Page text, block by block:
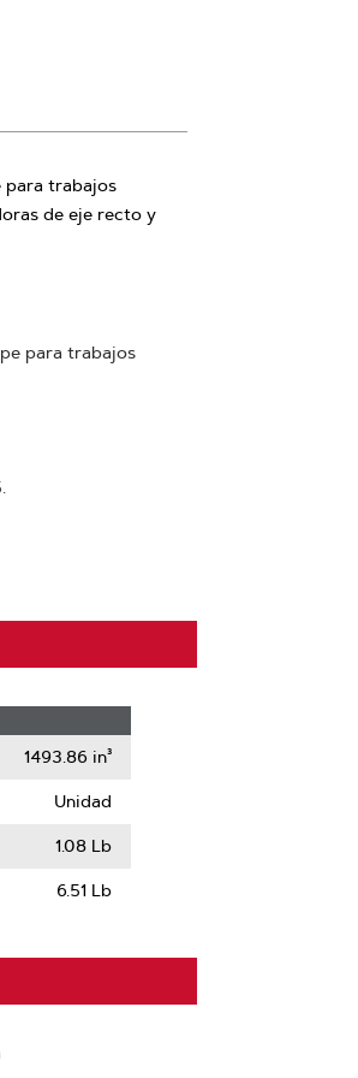
para trabajos
de eje recto y
para trabajos
1493.86 in³
Unidad
1.08 Lb
6.51 Lb